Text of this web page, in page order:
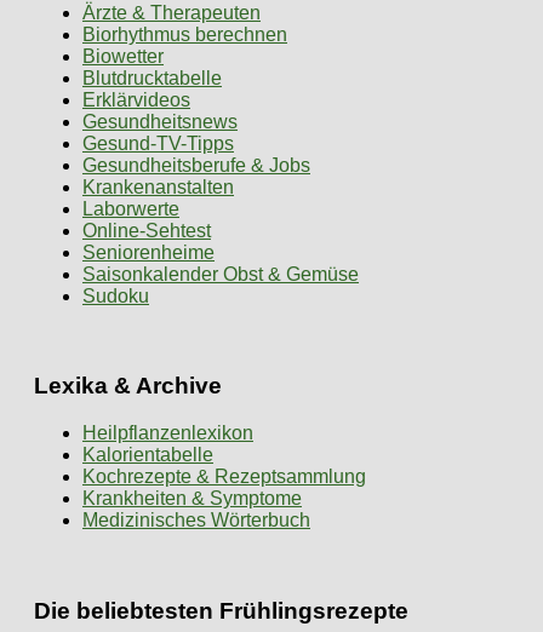
Ärzte & Therapeuten
Biorhythmus berechnen
Biowetter
Blutdrucktabelle
Erklärvideos
Gesundheitsnews
Gesund-TV-Tipps
Gesundheitsberufe & Jobs
Krankenanstalten
Laborwerte
Online-Sehtest
Seniorenheime
Saisonkalender Obst & Gemüse
Sudoku
Lexika & Archive
Heilpflanzenlexikon
Kalorientabelle
Kochrezepte & Rezeptsammlung
Krankheiten & Symptome
Medizinisches Wörterbuch
Die beliebtesten Frühlingsrezepte